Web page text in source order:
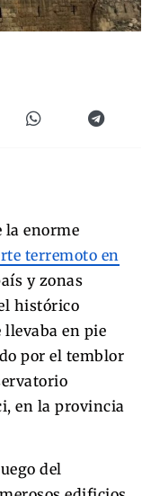
la enorme
terremoto en
y zonas
histórico
llevaba en pie
por el temblor
en la provincia
del